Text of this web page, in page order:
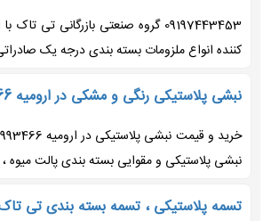
09197443453 گروه صنعتی بازرگانی تی
کننده انواع ملزومات بسته بندی درجه یک
نبشی پلاستیکی رنگی و مشکی در ارومیه 09190993466
نبشی پلاستیکی و مقوایی بسته بندی پالت میوه
تسمه پلاستیکی ، تسمه بسته بندی تی